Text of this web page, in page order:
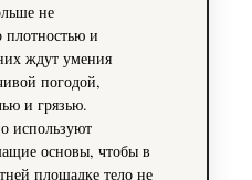
не
плотностью и
ждут умения
погодой,
и грязью.
используют
основы, чтобы в
площадке тело не